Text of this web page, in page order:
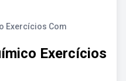
Exercícios Com
Exercícios